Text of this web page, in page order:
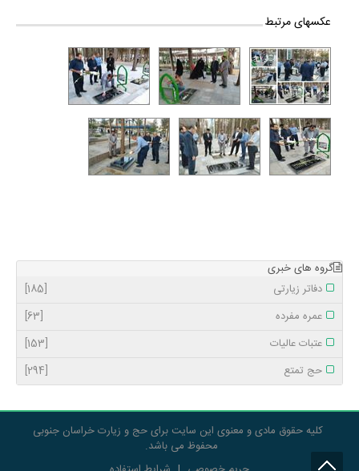
عکسهای مرتبط
گروه های خبری
دفاتر زیارتی
[185]
عمره مفرده
[63]
عتبات عالیات
[153]
حج تمتع
[294]
کلیه حقوق مادی و معنوی این سایت برای حج و زیارت خراسان جنوبی
محفوظ می باشد.